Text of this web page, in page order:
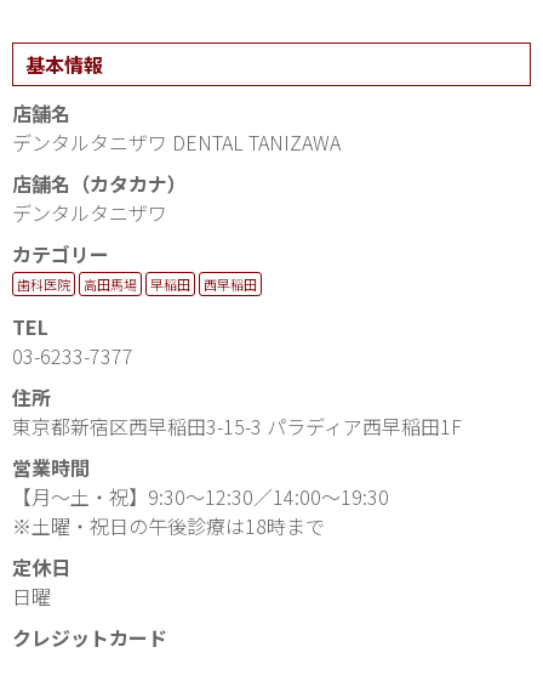
基本情報
店舗名
デンタルタニザワ DENTAL TANIZAWA
店舗名（カタカナ）
デンタルタニザワ
カテゴリー
歯科医院 高田馬場 早稲田 西早稲田
TEL
03-6233-7377
住所
東京都新宿区西早稲田3-15-3 パラディア西早稲田1F
営業時間
【月〜土・祝】9:30〜12:30／14:00〜19:30
※土曜・祝日の午後診療は18時まで
定休日
日曜
クレジットカード